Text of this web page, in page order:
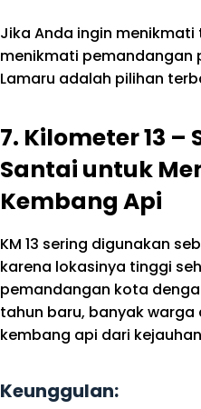
Jika Anda ingin
menikmati pemandangan
Lamaru adalah pilihan
7. Kilometer 13
Santai untuk
Kembang Api
KM 13 sering digunakan
karena lokasinya tinggi
pemandangan kota
tahun baru, banyak
kembang api dari
Keunggulan: